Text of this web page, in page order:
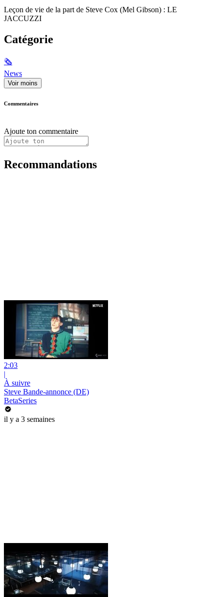
Leçon de vie de la part de Steve Cox (Mel Gibson) : LE
JACCUZZI
Catégorie
🗞
News
Voir moins
Commentaires
Ajoute ton commentaire
Recommandations
2:03
|
À suivre
Steve Bande-annonce (DE)
BetaSeries
il y a 3 semaines